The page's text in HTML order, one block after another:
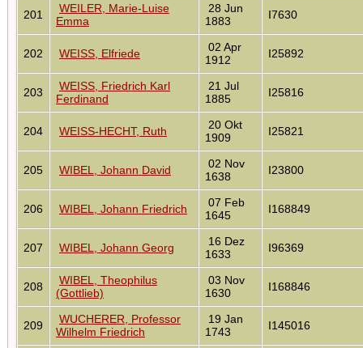
201
WEILER, Marie-Luise
Emma
28 Jun
1883
I7630
202 WEISS, Elfriede
02 Apr
1912
I25892
203
WEISS, Friedrich Karl
Ferdinand
21 Jul
1885
I25816
204 WEISS-HECHT, Ruth
20 Okt
1909
I25821
205 WIBEL, Johann David
02 Nov
1638
I23800
206 WIBEL, Johann Friedrich
07 Feb
1645
I168849
207 WIBEL, Johann Georg
16 Dez
1633
I96369
208
WIBEL, Theophilus
(Gottlieb)
03 Nov
1630
I168846
209
WUCHERER, Professor
Wilhelm Friedrich
19 Jan
1743
I145016